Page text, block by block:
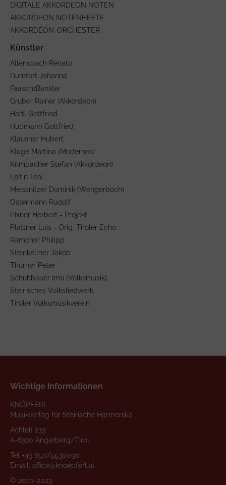
DIGITALE AKKORDEON NOTEN
AKKORDEON NOTENHEFTE
AKKORDEON-ORCHESTER
Allenspach Renato
Dumfart Johanna
FäaschtBänkler
Gruber Rainer (Akkordeon)
Hartl Gottfried
Hubmann Gottfried
Klausner Hubert
Kluge Martina (Modernes)
Krimbacher Stefan (Akkordeon)
Leit'n Toni
Meissnitzer Dominik (Wengerboch)
Ostermann Rudolf
Pixner Herbert - Projekt
Plattner Luis - Orig. Tiroler Echo
Ramoner Philipp
Steinkellner Jakob
Thurner Peter
Schuhbauer Irmi (Volksmusik)
Steirisches Volksliedwerk
Tiroler Volksmusikverein
Wichtige Informationen
KNÖPFERL
Musikverlag für Steirische Harmonika
Achleit 233
A-6320 Angerberg/Tirol
Tel +43 650/5530090
Email: office@knoepferl.at
© 2010-2023